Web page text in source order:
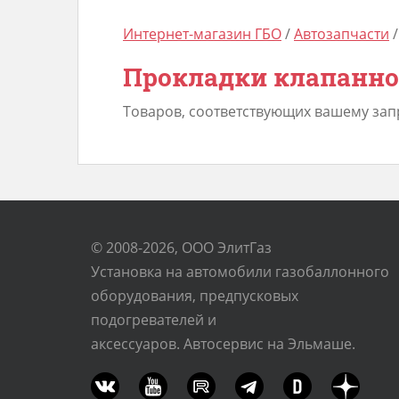
Интернет-магазин ГБО/Автозапчасти /
Прокладки
Товаров, соответствующих вашему
© 2008-2026, ООО ЭлитГаз
Установка на автомобили газобаллонного
оборудования, предпусковых
подогревателей и
аксессуаров. Автосервис на Эльмаше.